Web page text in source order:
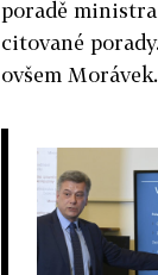
poradě ministra
citované
ovšem Morávek.